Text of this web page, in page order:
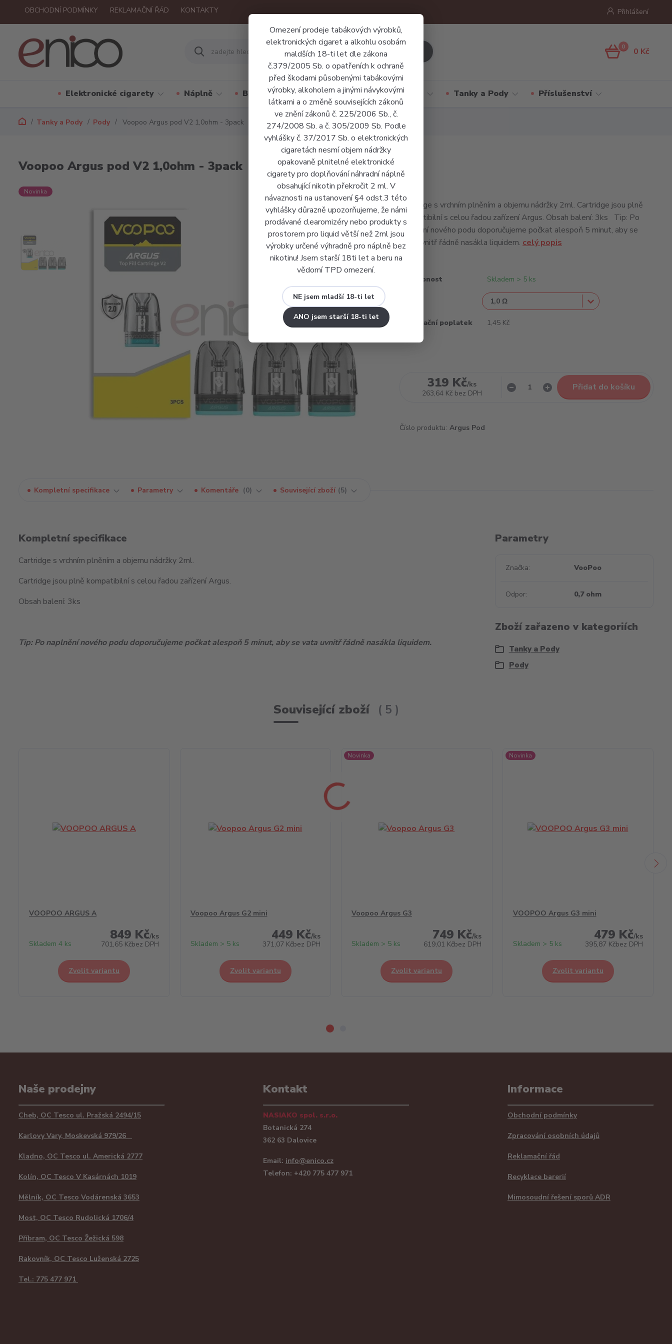
Omezení prodeje tabákových výrobků,
elektronických cigaret a alkohlu osobám
maldších 18-ti let dle zákona
č.379/2005 Sb. o opatřeních k ochraně
před škodami působenými tabákovými
výrobky, alkoholem a jinými návykovými
látkami a o změně souvisejících zákonů
ve znění zákonů č. 225/2006 Sb., č.
274/2008 Sb. a č. 305/2009 Sb. Podle
vyhlášky č. 37/2017 Sb. o elektronických
cigaretách nesmí objem nádržky
opakovaně plnitelné elektronické
cigarety pro doplňování náhradní náplně
obsahující nikotin překročit 2 ml. V
návaznosti na ustanovení §4 odst.3 této
vyhlášky důrazně upozorňujeme, že námi
prodávané clearomizéry nebo produkty s
prostorem pro liquid větší než 2ml jsou
výrobky určené výhradně pro náplně bez
nikotinu! Jsem starší 18ti let a beru na
vědomí TPD omezení.
NE jsem mladší 18-ti let
ANO jsem starší 18-ti let
OBCHODNÍ PODMÍNKY REKLAMAČNÍ ŘÁD KONTAKTY Přihlášení
0 0 Kč
Elektronické cigarety Náplně Báze a příchutě Jednorázové cigarety Tanky a Pody Příslušenství
Tanky a Pody Pody Voopoo Argus pod V2 1,0ohm - 3pack
Voopoo Argus pod V2 1,0ohm - 3pack
Novinka
Cartridge s vrchním plněním a objemu nádržky 2ml. Cartridge jsou plně
kompatibilní s celou řadou zařízení Argus. Obsah balení: 3ks Tip: Po
naplnění nového podu doporučujeme počkat alespoň 5 minut, aby se
vata uvnitř řádně nasákla liquidem. celý popis
Dostupnost Skladem > 5 ks
Recyklační poplatek
1,45 Kč
319 Kč/ks
263,64 Kč bez DPH
Přidat do košíku
Číslo produktu: Argus Pod
Kompletní specifikace Parametry Komentáře 0 Související zboží 5
Kompletní specifikace
Cartridge s vrchním plněním a objemu nádržky 2ml.
Cartridge jsou plně kompatibilní s celou řadou zařízení Argus.
Obsah balení: 3ks
Tip: Po naplnění nového podu doporučujeme počkat alespoň 5 minut, aby se vata uvnitř řádně nasákla liquidem.
Parametry
Značka VooPoo
Odpor 0,7 ohm
Zboží zařazeno v kategoriích
Tanky a Pody
Pody
Související zboží 5
VOOPOO ARGUS A
849 Kč/ks
701,65 Kčbez DPH
Skladem 4 ks
Zvolit variantu
Voopoo Argus G2 mini
449 Kč/ks
371,07 Kčbez DPH
Skladem > 5 ks
Zvolit variantu
Novinka
Voopoo Argus G3
749 Kč/ks
619,01 Kčbez DPH
Skladem > 5 ks
Zvolit variantu
Novinka
VOOPOO Argus G3 mini
479 Kč/ks
395,87 Kčbez DPH
Skladem > 5 ks
Zvolit variantu
Naše prodejny
Cheb, OC Tesco ul. Pražská 2494/15
Karlovy Vary, Moskevská 979/26
Kladno, OC Tesco ul. Americká 2777
Kolín, OC Tesco V Kasárnách 1019
Mělník, OC Tesco Vodárenská 3653
Most, OC Tesco Rudolická 1706/4
Příbram, OC Tesco Žežická 598
Rakovník, OC Tesco Luženská 2725
Tel.: 775 477 971
Kontakt
NASIAKO spol. s.r.o.
Botanická 274
362 63 Dalovice
Email: info@enico.cz
Telefon: +420 775 477 971
Informace
Obchodní podmínky
Zpracování osobních údajů
Reklamační řád
Recyklace barerií
Mimosoudní řešení sporů ADR